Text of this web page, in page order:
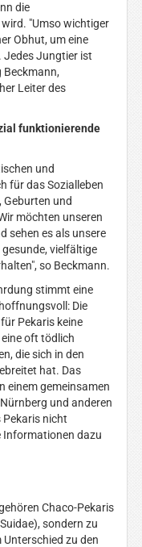
die
"Umso wichtiger
Obhut, um eine
Jedes Jungtier ist
Leiter des
funktionierende
und
für das Sozialleben
Geburten und
möchten unseren
sehen es als unsere
vielfältige
so Beckmann.
stimmt eine
Die
Pekaris keine
oft tödlich
die sich in den
hat. Das
einem gemeinsamen
und anderen
nicht
Informationen dazu
Chaco-Pekaris
sondern zu
zu den